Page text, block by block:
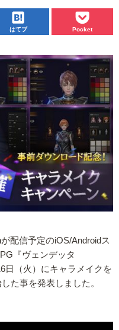
はてブ Pocket
配信予定のiOS/Androidス
『ヴェンデッタ
日（火）にキャラメイクを
た事を発表しました。